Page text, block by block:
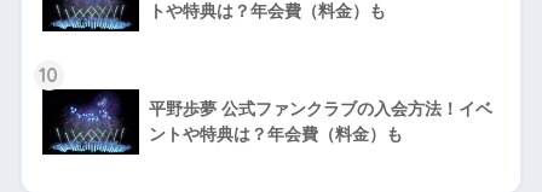
トや特典は？年会費（料金）も
10
平野歩夢 公式ファンクラブの入会方法！イベ
ントや特典は？年会費（料金）も